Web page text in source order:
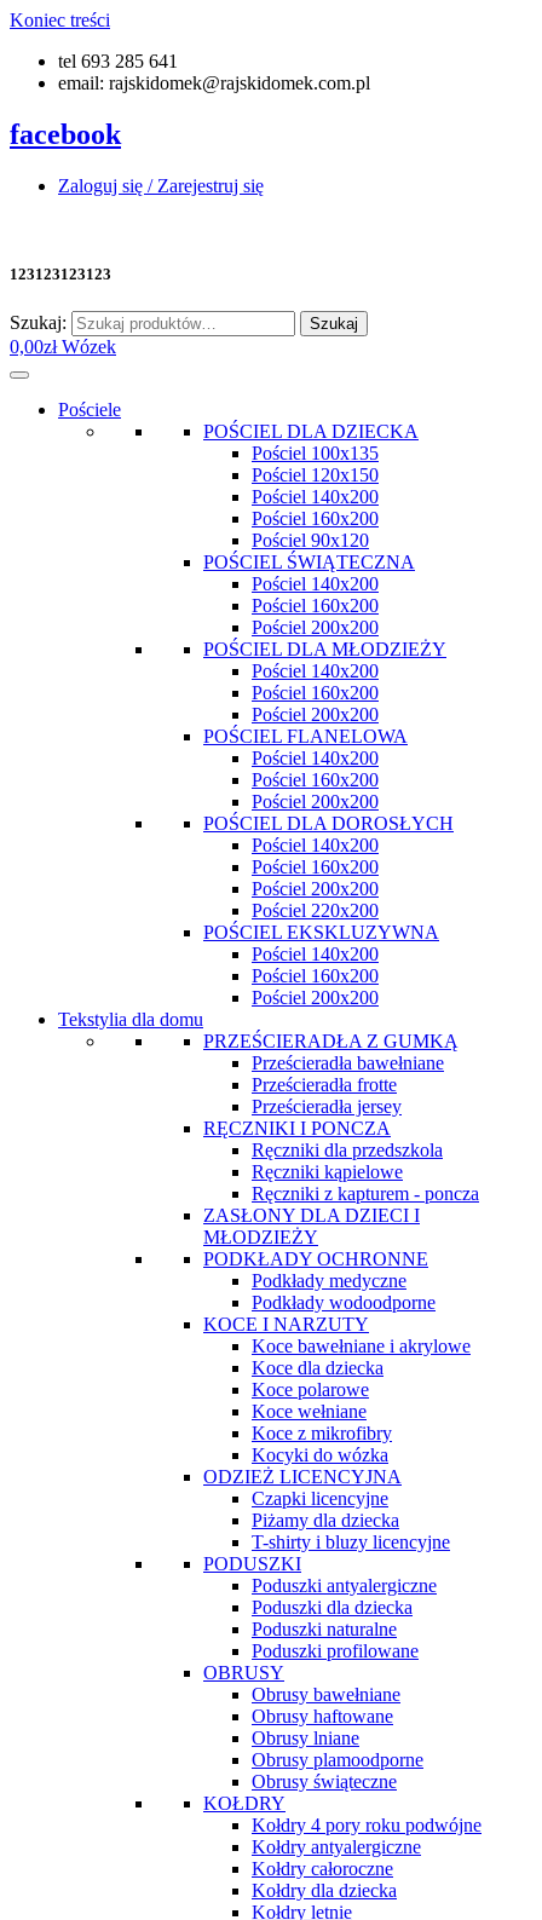
Koniec treści
tel 693 285 641
email: rajskidomek@rajskidomek.com.pl
facebook
Zaloguj się / Zarejestruj się
123123123123
Szukaj: Szukaj
0,00zł Wózek
Pościele
POŚCIEL DLA DZIECKA
Pościel 100x135
Pościel 120x150
Pościel 140x200
Pościel 160x200
Pościel 90x120
POŚCIEL ŚWIĄTECZNA
Pościel 140x200
Pościel 160x200
Pościel 200x200
POŚCIEL DLA MŁODZIEŻY
Pościel 140x200
Pościel 160x200
Pościel 200x200
POŚCIEL FLANELOWA
Pościel 140x200
Pościel 160x200
Pościel 200x200
POŚCIEL DLA DOROSŁYCH
Pościel 140x200
Pościel 160x200
Pościel 200x200
Pościel 220x200
POŚCIEL EKSKLUZYWNA
Pościel 140x200
Pościel 160x200
Pościel 200x200
Tekstylia dla domu
PRZEŚCIERADŁA Z GUMKĄ
Prześcieradła bawełniane
Prześcieradła frotte
Prześcieradła jersey
RĘCZNIKI I PONCZA
Ręczniki dla przedszkola
Ręczniki kąpielowe
Ręczniki z kapturem - poncza
ZASŁONY DLA DZIECI I
MŁODZIEŻY
PODKŁADY OCHRONNE
Podkłady medyczne
Podkłady wodoodporne
KOCE I NARZUTY
Koce bawełniane i akrylowe
Koce dla dziecka
Koce polarowe
Koce wełniane
Koce z mikrofibry
Kocyki do wózka
ODZIEŻ LICENCYJNA
Czapki licencyjne
Piżamy dla dziecka
T-shirty i bluzy licencyjne
PODUSZKI
Poduszki antyalergiczne
Poduszki dla dziecka
Poduszki naturalne
Poduszki profilowane
OBRUSY
Obrusy bawełniane
Obrusy haftowane
Obrusy lniane
Obrusy plamoodporne
Obrusy świąteczne
KOŁDRY
Kołdry 4 pory roku podwójne
Kołdry antyalergiczne
Kołdry całoroczne
Kołdry dla dziecka
Kołdry letnie